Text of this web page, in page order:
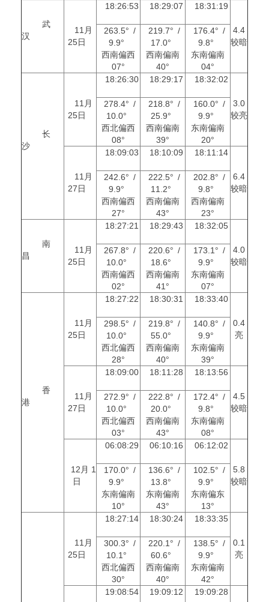
武
汉
11月
25日
18:26:53 18:29:07 18:31:19
4.4
较暗
263.5° /
9.9°
西南偏西
07°
219.7° /
17.0°
西南偏南
40°
176.4° /
9.8°
东南偏南
04°
长
沙
11月
25日
18:26:30 18:29:17 18:32:02
3.0
较亮
278.4° /
10.0°
西北偏西
08°
218.8° /
25.9°
西南偏南
39°
160.0° /
9.9°
东南偏南
20°
11月
27日
18:09:03 18:10:09 18:11:14
6.4
较暗
242.6° /
9.9°
西南偏西
27°
222.5° /
11.2°
西南偏南
43°
202.8° /
9.8°
西南偏南
23°
南
昌
11月
25日
18:27:21 18:29:43 18:32:05
4.0
较暗
267.8° /
10.0°
西南偏西
02°
220.6° /
18.6°
西南偏南
41°
173.1° /
9.9°
东南偏南
07°
香
港
11月
25日
18:27:22 18:30:31 18:33:40
0.4
亮
298.5° /
10.0°
西北偏西
28°
219.8° /
55.0°
西南偏南
40°
140.8° /
9.9°
东南偏南
39°
11月
27日
18:09:00 18:11:28 18:13:56
4.5
较暗
272.9° /
10.0°
西北偏西
03°
222.8° /
20.0°
西南偏南
43°
172.4° /
9.8°
东南偏南
08°
12月 1
日
06:08:29 06:10:16 06:12:02
5.8
较暗
170.0° /
9.9°
东南偏南
10°
136.6° /
13.8°
东南偏南
43°
102.5° /
9.9°
东南偏东
13°
11月
25日
18:27:14 18:30:24 18:33:35
0.1
亮
300.3° /
10.1°
西北偏西
30°
220.1° /
60.6°
西南偏南
40°
138.5° /
9.9°
东南偏南
42°
19:08:54 19:09:12 19:09:28